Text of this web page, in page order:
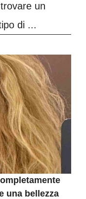
un
di ...
una bellezza